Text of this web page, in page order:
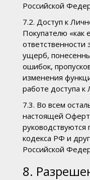
Российской
7.2. Доступ к
Покупателю «как
ответственности
ущерб,
ошибок,
изменения
работе доступа к
7.3. Во всем
настоящей
кодекса РФ и
Российской
8.